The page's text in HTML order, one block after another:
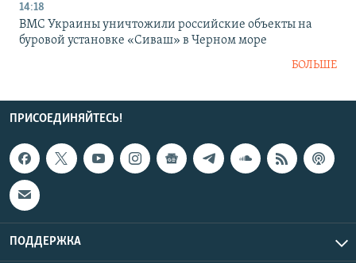
14:18
ВМС Украины уничтожили российские объекты на
буровой установке «Сиваш» в Черном море
БОЛЬШЕ
ПРИСОЕДИНЯЙТЕСЬ!
ПОДДЕРЖКА